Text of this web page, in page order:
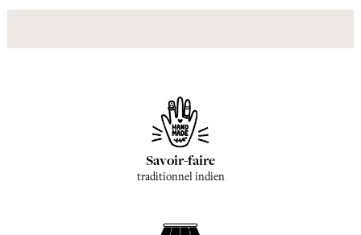
Savoir-faire
traditionnel indien